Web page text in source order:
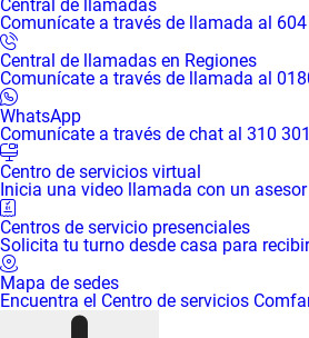
Central de llamadas
Comunícate a través de llamada al
Central de llamadas en Regiones
Comunícate a través de llamada al
WhatsApp
Comunícate a través de chat al 310
Centro de servicios virtual
Inicia una video llamada con un asesor
Centros de servicio presenciales
Solicita tu turno desde casa para
Mapa de sedes
Encuentra el Centro de servicios